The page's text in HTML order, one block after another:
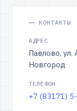
КОНТАКТЫ
АДРЕС
Павлово,
Новгород
ТЕЛЕФОН
+7 (83171)